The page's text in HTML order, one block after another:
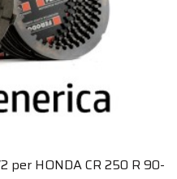
per HONDA CR 250 R 90-